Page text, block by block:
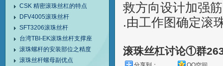
CSK 精密滚珠丝杠的特点
DFV4005滚珠丝杆
SFT3206滚珠丝杆
台湾TBI-EK滚珠丝杆支撑座
滚珠螺杆的安装部位之精度
滚珠丝杆螺母副优点
救方向设计加强
.由工作图确定滚
滚珠丝杠讨论①群